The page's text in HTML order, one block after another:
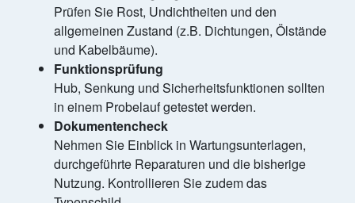
Prüfen Sie Rost, Undichtheiten und den
allgemeinen Zustand (z.B. Dichtungen, Ölstände
und Kabelbäume).
Funktionsprüfung
Hub, Senkung und Sicherheitsfunktionen sollten
in einem Probelauf getestet werden.
Dokumentencheck
Nehmen Sie Einblick in Wartungsunterlagen,
durchgeführte Reparaturen und die bisherige
Nutzung. Kontrollieren Sie zudem das